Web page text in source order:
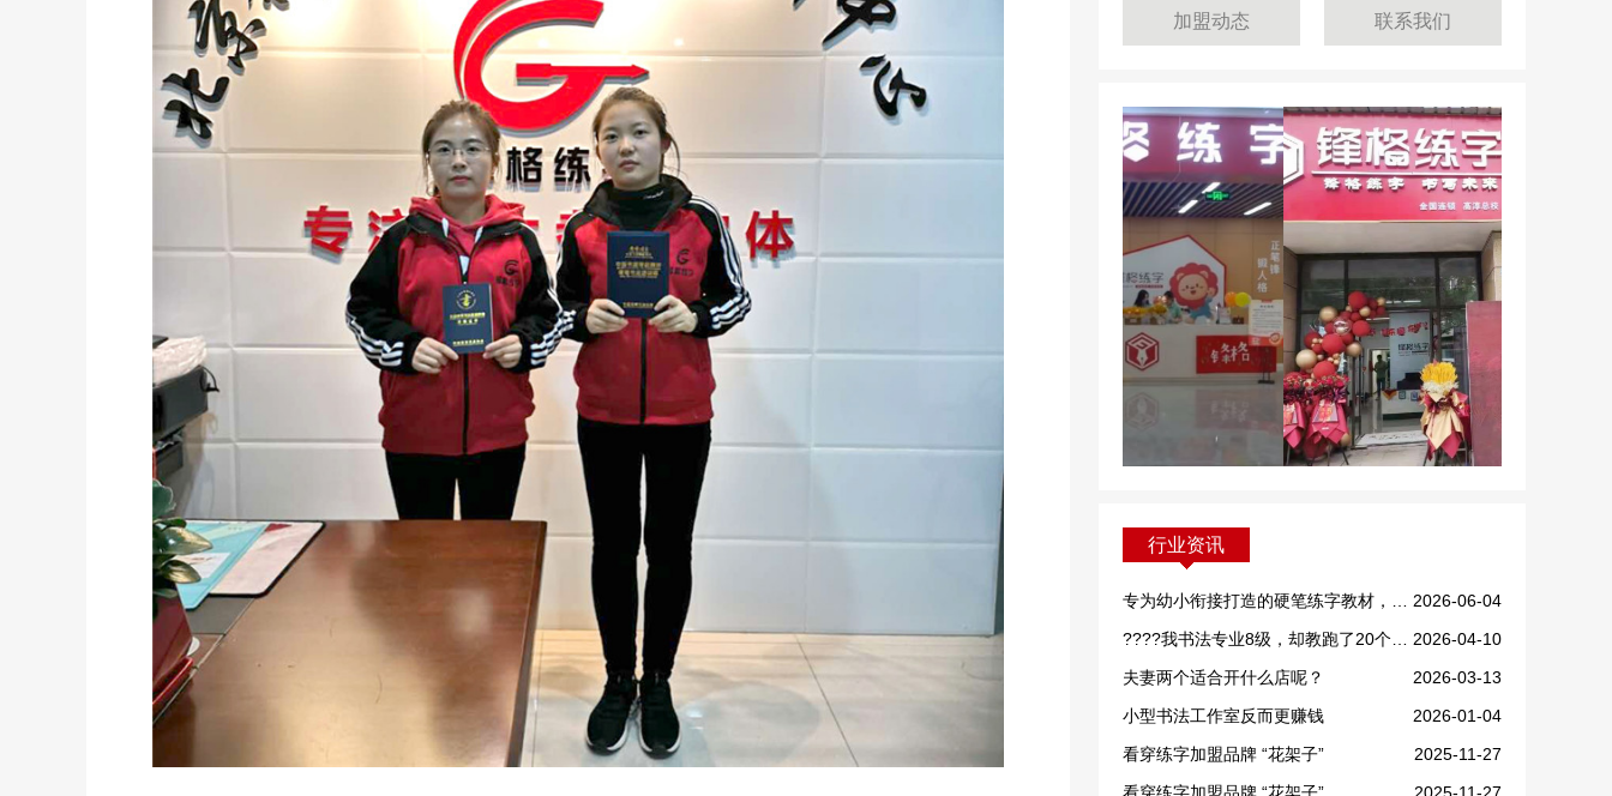
加盟动态 联系我们
行业资讯
专为幼小衔接打造的硬笔练字教材，重磅上线！ 2026-06-04
????我书法专业8级，却教跑了20个学生！ 2026-04-10
夫妻两个适合开什么店呢？
2026-03-13
小型书法工作室反而更赚钱
2026-01-04
看穿练字加盟品牌 “花架子”
2025-11-27